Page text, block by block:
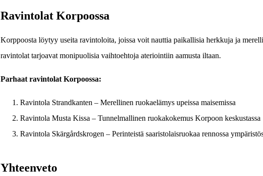
Ravintolat Korpoossa
Korppoosta löytyy useita ravintoloita, joissa voit nauttia paikallisia herkkuja ja
ravintolat tarjoavat monipuolisia vaihtoehtoja ateriointiin aamusta iltaan.
Parhaat ravintolat Korpoossa:
Ravintola Strandkanten – Merellinen ruokaelämys upeissa maisemissa
Ravintola Musta Kissa – Tunnelmallinen ruokakokemus Korpoon keskustassa
Ravintola Skärgårdskrogen – Perinteistä saaristolaisruokaa rennossa
Yhteenveto